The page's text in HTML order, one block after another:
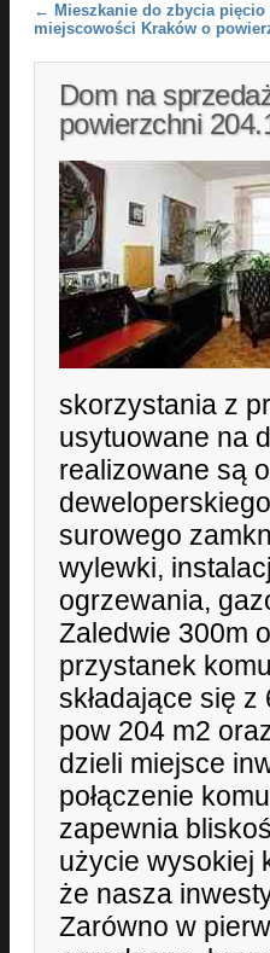
Post navigation
← Mieszkanie do zbycia
miejscowości Kraków o
Dom na
powierzchni
skorzystania z
usytuowane na
realizowane są
surowego
wylewki,
ogrzewania,
Zaledwie 300m
przystanek
składające się
pow 204 m2
dzieli miejsce
połączenie
zapewnia
użycie wysokiej
że nasza
Zarówno w